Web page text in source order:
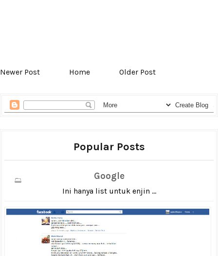
Newer Post Home Older Post
Popular Posts
Google
Ini hanya list untuk enjin ...